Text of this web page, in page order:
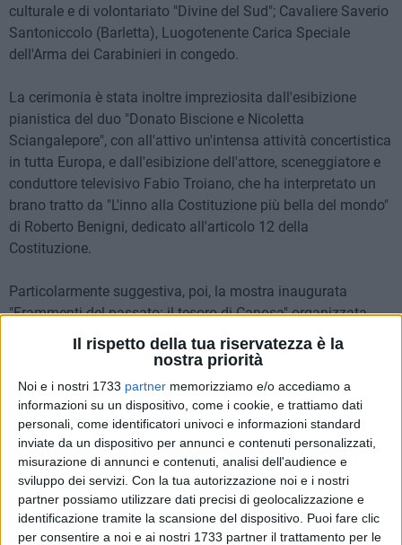
Il rispetto della tua riservatezza è la
nostra priorità
Noi e i nostri 1733 partner memorizziamo e/o accediamo a
informazioni su un dispositivo, come i cookie, e trattiamo dati
personali, come identificatori univoci e informazioni standard
inviate da un dispositivo per annunci e contenuti personalizzati,
misurazione di annunci e contenuti, analisi dell'audience e
sviluppo dei servizi. Con la tua autorizzazione noi e i nostri
partner possiamo utilizzare dati precisi di geolocalizzazione e
identificazione tramite la scansione del dispositivo. Puoi fare clic
per consentire a noi e ai nostri 1733 partner il trattamento per le
culturale e di volontariato "Divine del Sud"; Cavaliere Saverio
Santoniccolo (Barletta), Luogotenente Carica Speciale
dell'Arma dei Carabinieri in congedo.
La cerimonia è stata inoltre impreziosita dall'esibizione
pianistica del duo "Donato Biscione e Nicoletta
Sciangalepore", con all'attivo un'intensa attività concertistica
in tutta Europa, e dall'esibizione dell'attore, sceneggiatore e
conduttore televisivo Fabio Troiano, che ha interpretato un
brano tratto da "L'inno alla Costituzione più bella del mondo"
di Roberto Benigni, dedicato all'articolo 12 della
Costituzione.
Particolarmente suggestiva, poi, la mostra inaugurata
"Frammenti del passato: il tesoro di Canosa" organizzata
dalla Soprintendenza Archeologia, Belle Arti e Paesaggio Bat
e Foggia e dalla Fondazione Archeologica Canosina, in
occasione del trentennale dalla nascita della Fondazione. La
mostra, visitabile in Prefettura fino al 12 giugno ogni giorno
dal lunedì al sabato dalle ore 10.00 alle ore 12.00, propone
una selezione di reperti di provenienza funeraria riferibili a
diverse classi ceramiche, selezionati dalla Soprintendenza
per il valore rappresentativo della straordinaria produzione
ellenistica rinvenuta a Canosa, oltre che per la qualità e
l'indiscusso pregio estetico.